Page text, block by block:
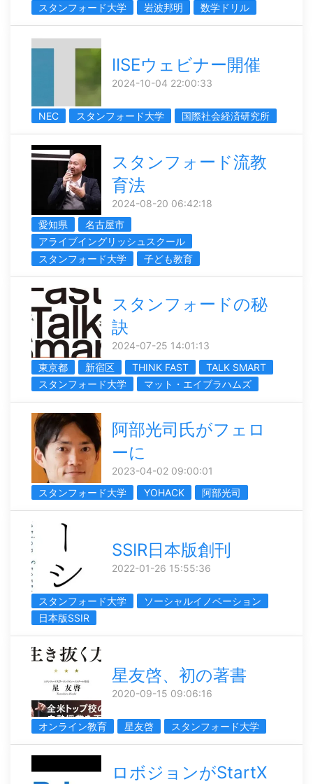
スタンフォード大学 岩波邦明 数学ドリル
IISEウェビナー開催
2024-10-04 22:00:33
NEC スタンフォード大学 国際社会経済研究所
スタンフォード流教
育法
2024-08-20 06:42:18
愛知県
名古屋市
アライブイングリッシュスクール
スタンフォード大学
子ども教育
スタンフォードの秘
訣
2024-07-25 14:01:13
東京都
新宿区 THINK FAST
TALK SMART
スタンフォード大学
マット・エイブラハムズ
阿部光司氏がフェロ
ーに
2023-04-02 09:00:01
スタンフォード大学
YOHACK 阿部光司
SSIR日本版創刊
2022-01-26 15:55:36
スタンフォード大学
ソーシャルイノベーション
日本版SSIR
星友啓、初の著書
2020-09-15 09:06:16
オンライン教育 星友啓 スタンフォード大学
ロボジョンがStartX